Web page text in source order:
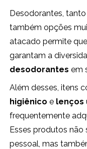
Desodorantes,
também opções
atacado permite
garantam a
desodorantes em
Além desses, itens
higiênico e lenços
frequentemente
Esses produtos não
pessoal, mas